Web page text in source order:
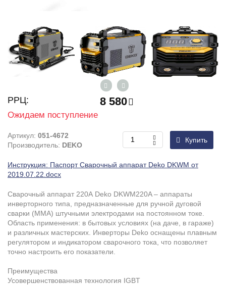
РРЦ: 8 580
Ожидаем поступление
Артикул: 051-4672
Производитель: DEKO
Купить
Инструкция: Паспорт Сварочный аппарат Deko DKWM от
2019.07.22.docx
Сварочный аппарат 220А Deko DKWM220A – аппараты
инверторного типа, предназначенные для ручной дуговой
сварки (MMA) штучными электродами на постоянном токе.
Область применения: в бытовых условиях (на даче, в гараже)
и различных мастерских. Инверторы Deko оснащены плавным
регулятором и индикатором сварочного тока, что позволяет
точно настроить его показатели.
Преимущества
Усовершенствованная технология IGBT